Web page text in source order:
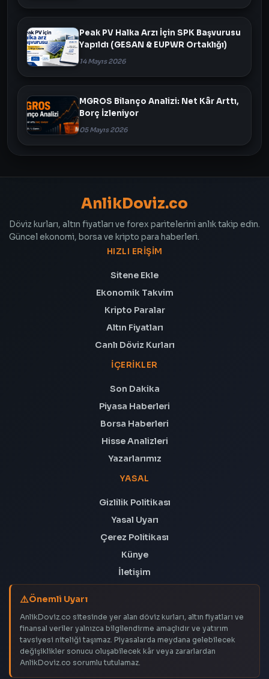
Peak PV Halka Arzı İçin SPK Başvurusu
Yapıldı (GESAN & EUPWR Ortaklığı)
14 Mayıs 2026
MGROS Bilanço Analizi: Net Kâr Arttı,
Borç İzleniyor
05 Mayıs 2026
AnlikDoviz.co
Döviz kurları, altın fiyatları ve forex paritelerini anlık takip edin.
Güncel ekonomi, borsa ve kripto para haberleri.
HIZLI ERIŞIM
Sitene Ekle
Ekonomik Takvim
Kripto Paralar
Altın Fiyatları
Canlı Döviz Kurları
İÇERIKLER
Son Dakika
Piyasa Haberleri
Borsa Haberleri
Hisse Analizleri
Yazarlarımız
YASAL
Gizlilik Politikası
Yasal Uyarı
Çerez Politikası
Künye
İletişim
Önemli Uyarı
AnlikDoviz.co sitesinde yer alan döviz kurları, altın fiyatları ve
finansal veriler yalnızca bilgilendirme amaçlıdır ve yatırım
tavsiyesi niteliği taşımaz. Piyasalarda meydana gelebilecek
değişiklikler sonucu oluşabilecek kâr veya zararlardan
AnlikDoviz.co sorumlu tutulamaz.